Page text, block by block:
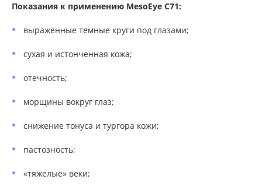
Показания к применению MesoEye С71:
выраженные темные круги под глазами;
сухая и истонченная кожа;
отечность;
морщины вокруг глаз;
снижение тонуса и тургора кожи;
пастозность;
«тяжелые» веки;